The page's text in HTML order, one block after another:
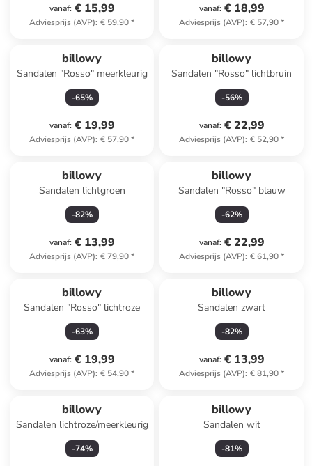
vanaf: € 15,99
Adviesprijs (AVP): € 59,90*
vanaf: € 18,99
Adviesprijs (AVP): € 57,90*
billowy
Sandalen "Rosso" meerkleurig
-65%
vanaf: € 19,99
Adviesprijs (AVP): € 57,90*
billowy
Sandalen "Rosso" lichtbruin
-56%
vanaf: € 22,99
Adviesprijs (AVP): € 52,90*
billowy
Sandalen lichtgroen
-82%
vanaf: € 13,99
Adviesprijs (AVP): € 79,90*
billowy
Sandalen "Rosso" blauw
-62%
vanaf: € 22,99
Adviesprijs (AVP): € 61,90*
billowy
Sandalen "Rosso" lichtroze
-63%
vanaf: € 19,99
Adviesprijs (AVP): € 54,90*
billowy
Sandalen zwart
-82%
vanaf: € 13,99
Adviesprijs (AVP): € 81,90*
billowy
Sandalen lichtroze/meerkleurig
-74%
billowy
Sandalen wit
-81%